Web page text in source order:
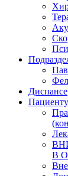
Пациенту
В